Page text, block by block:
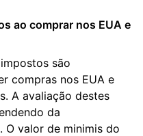
ao comprar nos EUA e
são
compras nos EUA e
A avaliação destes
da
O valor de minimis do